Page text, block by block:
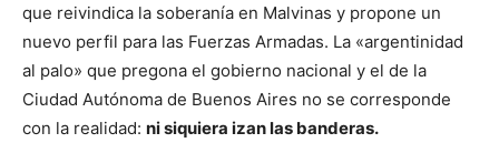
que reivindica la soberanía en Malvinas y propone un
nuevo perfil para las Fuerzas Armadas. La «argentinidad
al palo» que pregona el gobierno nacional y el de la
Ciudad Autónoma de Buenos Aires no se corresponde
con la realidad: ni siquiera izan las banderas.